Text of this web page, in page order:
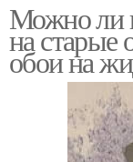
Флизелиновые
Можно ли
на старые
обои на